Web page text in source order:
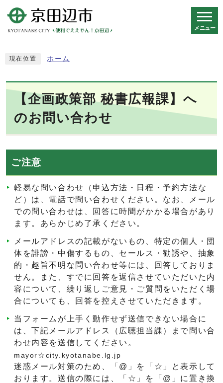
メニュー
現在位置 ホーム
【企画政策部 秘書広報課】へ
のお問い合わせ
ご注意
軽易な問い合わせ（申込方法・日程・予約方法な
ど）は、電話で問い合わせください。なお、メール
での問い合わせは、回答に時間がかかる場合があり
ます。あらかじめ了承ください。
メールアドレスの記載がないもの、特定の個人・団
体を誹謗・中傷するもの、セールス・勧誘や、抽象
的・趣旨不明な問い合わせ等には、回答しておりま
せん。また、すでに回答を返信させていただいた内
容について、繰り返しご意見・ご質問をいただく場
合についても、回答を控えさせていただきます。
当フォームが上手く動作せず送信できない場合に
は、下記メールアドレス（広聴担当課）まで問い合
わせ内容を送信してください。
mayor☆city.kyotanabe.lg.jp
迷惑メール対策のため、「@」を「☆」と表示して
おります。送信の際には、「☆」を「@」に置き換